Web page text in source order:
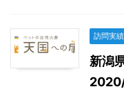
訪問実績
新潟